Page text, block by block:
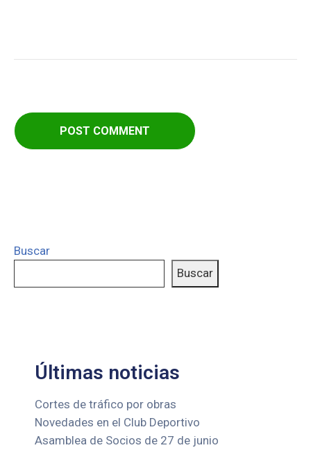
Buscar
Buscar
Últimas noticias
Cortes de tráfico por obras
Novedades en el Club Deportivo
Asamblea de Socios de 27 de junio